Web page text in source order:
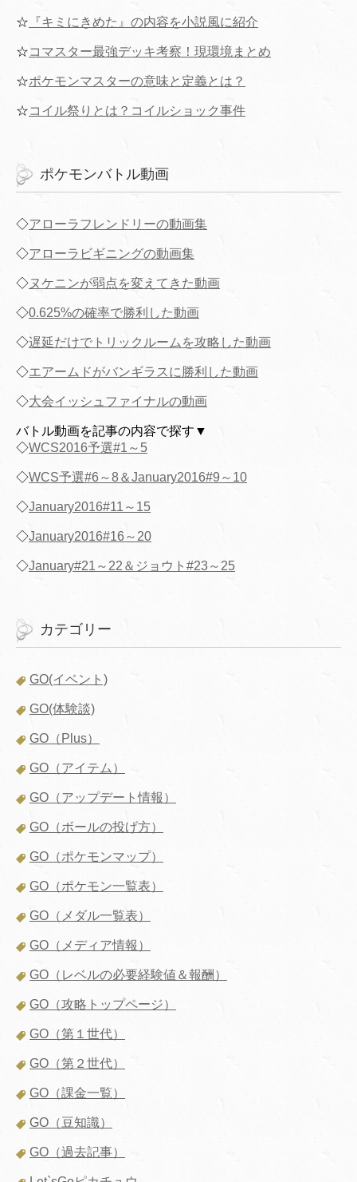
☆ 『キミにきめた』の内容を小説風に紹介
☆コマスター最強デッキ考察！現環境まとめ
☆ポケモンマスターの意味と定義とは？
☆コイル祭りとは？コイルショック事件
ポケモンバトル動画
◇アローラフレンドリーの動画集
◇アローラビギニングの動画集
◇ヌケニンが弱点を変えてきた動画
◇0.625%の確率で勝利した動画
◇遅延だけでトリックルームを攻略した動画
◇エアームドがバンギラスに勝利した動画
◇大会イッシュファイナルの動画
バトル動画を記事の内容で探す▼
◇WCS2016予選#1～5
◇WCS予選#6～8＆January2016#9～10
◇January2016#11～15
◇January2016#16～20
◇January#21～22＆ジョウト#23～25
カテゴリー
GO(イベント)
GO(体験談)
GO（Plus）
GO（アイテム）
GO（アップデート情報）
GO（ボールの投げ方）
GO（ポケモンマップ）
GO（ポケモン一覧表）
GO（メダル一覧表）
GO（メディア情報）
GO（レベルの必要経験値＆報酬）
GO（攻略トップページ）
GO（第１世代）
GO（第２世代）
GO（課金一覧）
GO（豆知識）
GO（過去記事）